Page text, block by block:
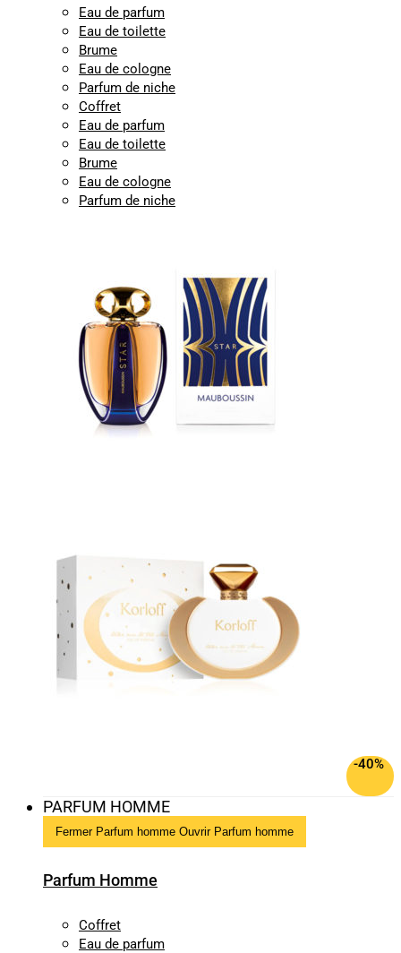
Eau de parfum
Eau de toilette
Brume
Eau de cologne
Parfum de niche
Coffret
Eau de parfum
Eau de toilette
Brume
Eau de cologne
Parfum de niche
-40%
PARFUM HOMME
Fermer Parfum homme Ouvrir Parfum homme
Parfum Homme
Coffret
Eau de parfum